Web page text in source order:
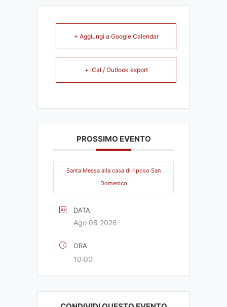
+ Aggiungi a Google Calendar
+ iCal / Outlook export
PROSSIMO EVENTO
Santa Messa alla casa di riposo San
Domenico
DATA
Ago 08 2026
ORA
10:00